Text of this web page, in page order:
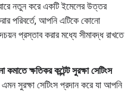
নতুন করে একটি ইমেলের উত্তর
পরিবর্তে, আপনি এটিকে কোনো
প্রস্তাব করার মধ্যে সীমাবদ্ধ রাখতে
কমাতে ক্ষতিকর কন্টেন্ট সুরক্ষা সেটিংস
সুরক্ষা সেটিংস প্রদান করে যা আপনি